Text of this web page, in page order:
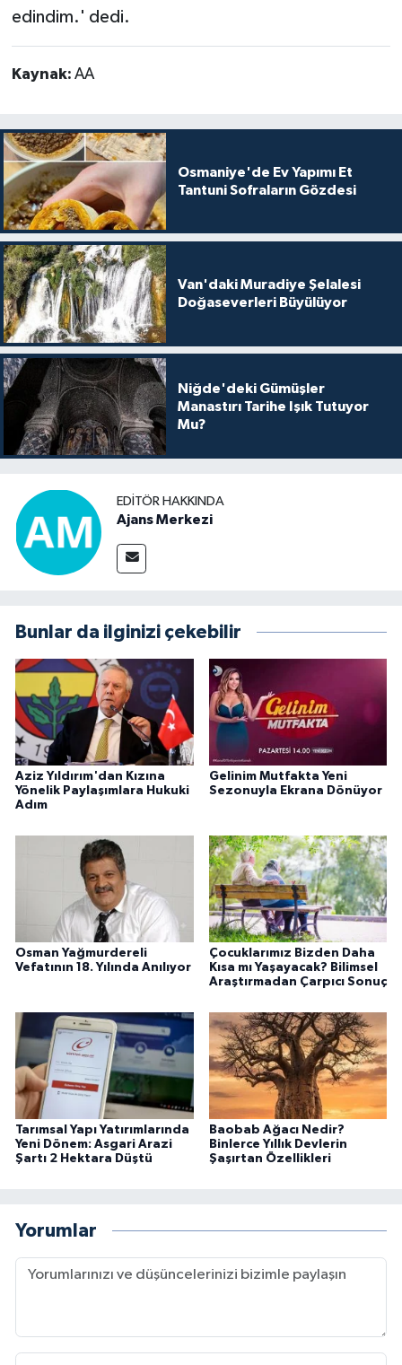
edindim.' dedi.
Kaynak: AA
Osmaniye'de Ev Yapımı Et
Tantuni Sofraların Gözdesi
Van'daki Muradiye Şelalesi
Doğaseverleri Büyülüyor
Niğde'deki Gümüşler
Manastırı Tarihe Işık Tutuyor
Mu?
EDITÖR HAKKINDA
Ajans Merkezi
Bunlar da ilginizi çekebilir
Aziz Yıldırım'dan Kızına
Yönelik Paylaşımlara Hukuki
Adım
Gelinim Mutfakta Yeni
Sezonuyla Ekrana Dönüyor
Osman Yağmurdereli
Vefatının 18. Yılında Anılıyor
Çocuklarımız Bizden Daha
Kısa mı Yaşayacak? Bilimsel
Araştırmadan Çarpıcı Sonuç
Tarımsal Yapı Yatırımlarında
Yeni Dönem: Asgari Arazi
Şartı 2 Hektara Düştü
Baobab Ağacı Nedir?
Binlerce Yıllık Devlerin
Şaşırtan Özellikleri
Yorumlar